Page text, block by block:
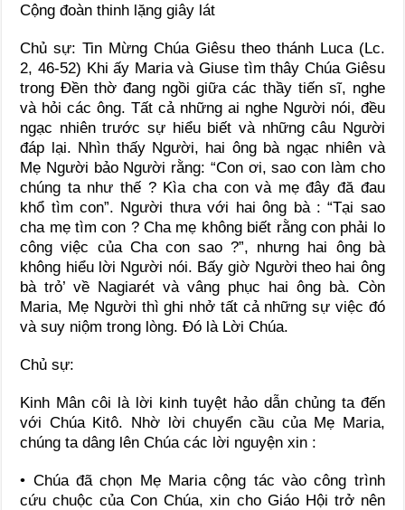
Cộng đoàn thinh lặng giây lát
Chủ sự: Tin Mừng Chúa Giêsu theo thánh Luca (Lc.
2, 46-52) Khi ấy Maria và Giuse tìm thây Chúa Giêsu
trong Đền thờ đang ngồi giữa các thầy tiến sĩ, nghe
và hỏi các ông. Tất cả những ai nghe Người nói, đều
ngạc nhiên trước sự hiểu biết và những câu Người
đáp lại. Nhìn thấy Người, hai ông bà ngạc nhiên và
Mẹ Người bảo Người rằng: “Con ơi, sao con làm cho
chúng ta như thế ? Kìa cha con và mẹ đây đă đau
khổ tìm con”. Người thưa với hai ông bà : “Tại sao
cha mẹ tìm con ? Cha mẹ không biết rằng con phải lo
công việc của Cha con sao ?”, nhưng hai ông bà
không hiểu lời Người nói. Bấy giờ Người theo hai ông
bà trỏ’ về Nagiarét và vâng phục hai ông bà. Còn
Maria, Mẹ Người thì ghi nhở tất cả những sự việc đó
và suy niộm trong lòng. Đó là Lời Chúa.
Chủ sự:
Kinh Mân côi là lời kinh tuyệt hảo dẫn chủng ta đến
với Chúa Kitô. Nhờ lời chuyển cầu của Mẹ Maria,
chúng ta dâng lên Chúa các lời nguyện xin :
• Chúa đã chọn Mẹ Maria cộng tác vào công trình
cứu chuộc của Con Chúa, xin cho Giáo Hội trở nên